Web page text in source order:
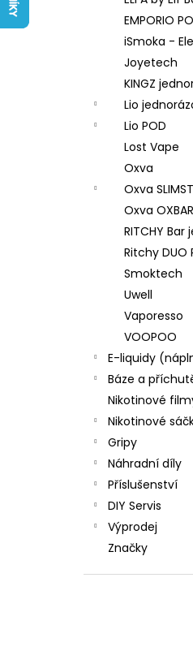
EMPORIO
iSmoka -
Joyetech
KINGZ
Lio
Lio POD
Lost Vape
Oxva
Oxva
Oxva
RITCHY Bar
Ritchy DUO
Smoktech
Uwell
Vaporesso
VOOPOO
E-liquidy
Báze a
Nikotinové
Nikotinové
Gripy
Náhradní díly
Příslušenství
DIY Servis
Výprodej
Značky
LIQUID ARAMAX
TOBACCO
558 Kč